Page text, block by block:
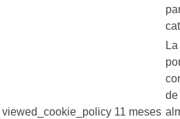
viewed_cookie_policy 11 meses
de